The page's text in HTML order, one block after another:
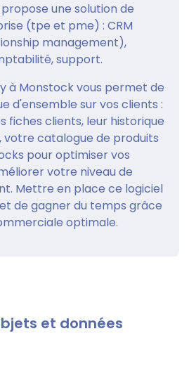
propose une solution de
(tpe et pme) : CRM
management),
support.
à Monstock vous permet de
d'ensemble sur vos clients :
fiches clients, leur historique
votre catalogue de produits
pour optimiser vos
votre niveau de
Mettre en place ce logiciel
de gagner du temps grâce
optimale.
et données